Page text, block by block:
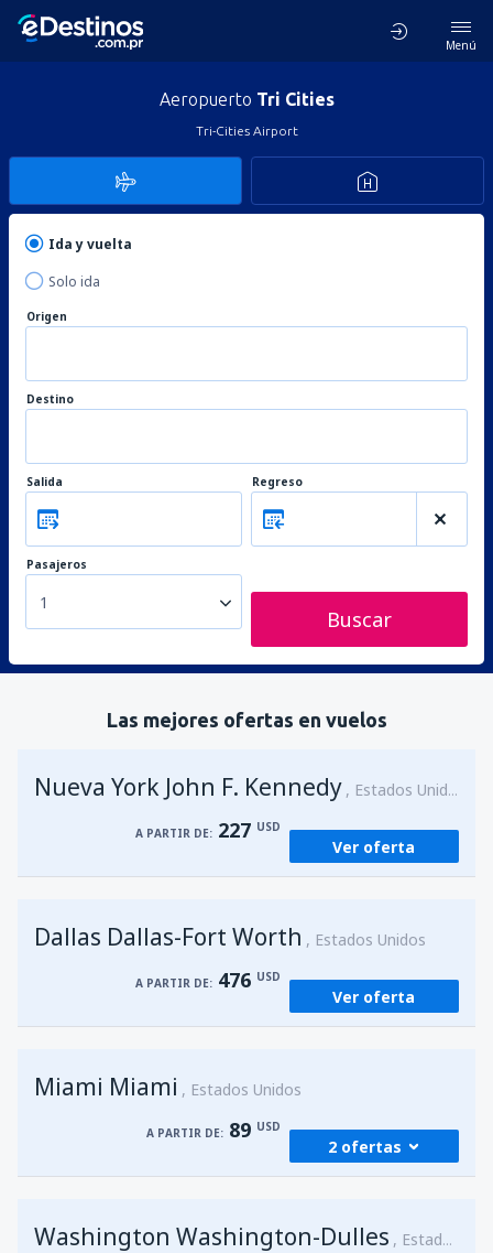
Menú
Aeropuerto Tri Cities
Tri-Cities Airport
Ida y vuelta
Solo ida
Origen
Destino
Salida Regreso
Pasajeros
1
Buscar
Las mejores ofertas en vuelos
Nueva York John F. Kennedy Estados Unidos
A PARTIR DE: 227 USD
Ver oferta
Dallas Dallas-Fort Worth Estados Unidos
A PARTIR DE: 476 USD
Ver oferta
Miami Miami Estados Unidos
A PARTIR DE: 89 USD
2 ofertas
A PARTIR DE: 89USD
Washington Washington-Dulles Estados Unidos